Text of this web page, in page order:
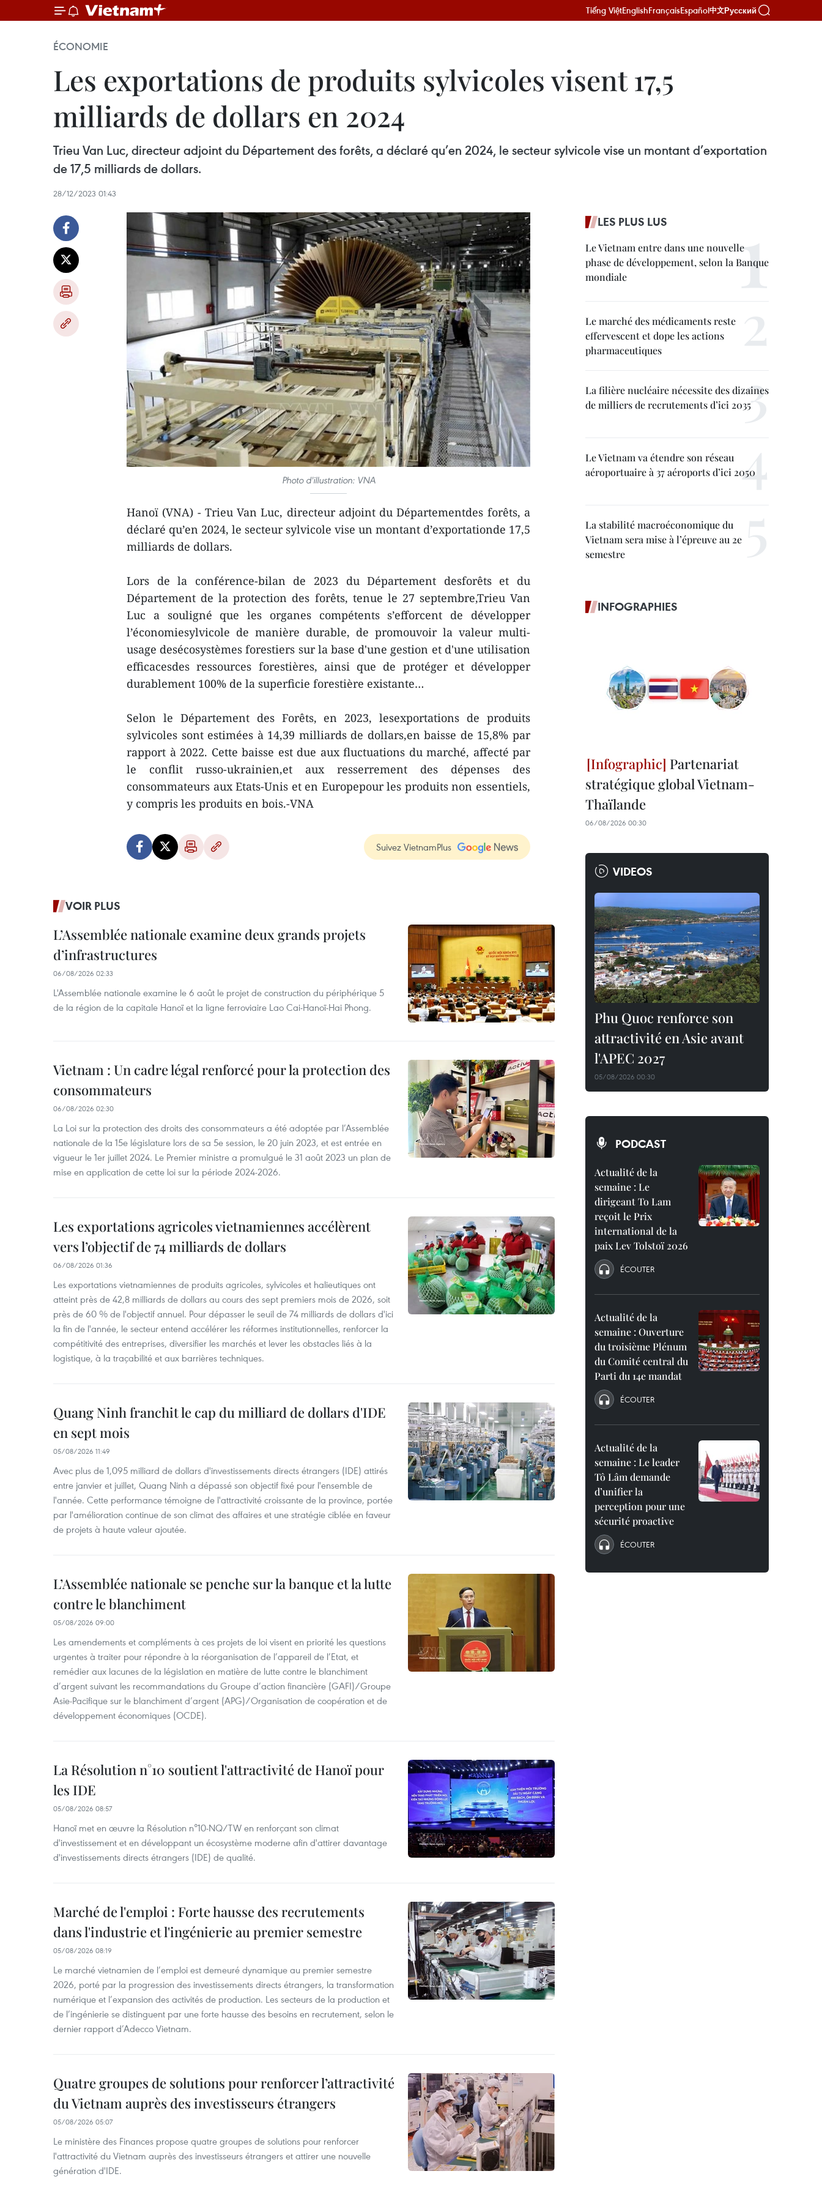
Tiếng ViệtEnglishFrançaisEspañol中文Русский
ÉCONOMIE
Les exportations de produits sylvicoles visent 17,5
milliards de dollars en 2024
Trieu Van Luc, directeur adjoint du Département des forêts, a déclaré qu’en 2024, le secteur sylvicole vise un montant d’exportation
de 17,5 milliards de dollars.
28/12/2023 01:43
Photo d'illustration: VNA
Hanoï (VNA) - Trieu Van Luc, directeur adjoint du Départementdes forêts, a
déclaré qu’en 2024, le secteur sylvicole vise un montant d’exportationde 17,5
milliards de dollars.
Lors de la conférence-bilan de 2023 du Département desforêts et du
Département de la protection des forêts, tenue le 27 septembre,Trieu Van
Luc a souligné que les organes compétents s’efforcent de développer
l’économiesylvicole de manière durable, de promouvoir la valeur multi-
usage desécosystèmes forestiers sur la base d'une gestion et d'une utilisation
efficacesdes ressources forestières, ainsi que de protéger et développer
durablement 100% de la superficie forestière existante…
Selon le Département des Forêts, en 2023, lesexportations de produits
sylvicoles sont estimées à 14,39 milliards de dollars,en baisse de 15,8% par
rapport à 2022. Cette baisse est due aux fluctuations du marché, affecté par
le conflit russo-ukrainien,et aux resserrement des dépenses des
consommateurs aux Etats-Unis et en Europepour les produits non essentiels,
y compris les produits en bois.-VNA
Suivez VietnamPlus
VOIR PLUS
L’Assemblée nationale examine deux grands projets
d’infrastructures
06/08/2026 02:33
L'Assemblée nationale examine le 6 août le projet de construction du périphérique 5
de la région de la capitale Hanoï et la ligne ferroviaire Lao Cai-Hanoï-Hai Phong.
Vietnam : Un cadre légal renforcé pour la protection des
consommateurs
06/08/2026 02:30
La Loi sur la protection des droits des consommateurs a été adoptée par l’Assemblée
nationale de la 15e législature lors de sa 5e session, le 20 juin 2023, et est entrée en
vigueur le 1er juillet 2024. Le Premier ministre a promulgué le 31 août 2023 un plan de
mise en application de cette loi sur la période 2024-2026.
Les exportations agricoles vietnamiennes accélèrent
vers l’objectif de 74 milliards de dollars
06/08/2026 01:36
Les exportations vietnamiennes de produits agricoles, sylvicoles et halieutiques ont
atteint près de 42,8 milliards de dollars au cours des sept premiers mois de 2026, soit
près de 60 % de l'objectif annuel. Pour dépasser le seuil de 74 milliards de dollars d'ici
la fin de l'année, le secteur entend accélérer les réformes institutionnelles, renforcer la
compétitivité des entreprises, diversifier les marchés et lever les obstacles liés à la
logistique, à la traçabilité et aux barrières techniques.
Quang Ninh franchit le cap du milliard de dollars d'IDE
en sept mois
05/08/2026 11:49
Avec plus de 1,095 milliard de dollars d'investissements directs étrangers (IDE) attirés
entre janvier et juillet, Quang Ninh a dépassé son objectif fixé pour l'ensemble de
l'année. Cette performance témoigne de l'attractivité croissante de la province, portée
par l'amélioration continue de son climat des affaires et une stratégie ciblée en faveur
de projets à haute valeur ajoutée.
L’Assemblée nationale se penche sur la banque et la lutte
contre le blanchiment
05/08/2026 09:00
Les amendements et compléments à ces projets de loi visent en priorité les questions
urgentes à traiter pour répondre à la réorganisation de l’appareil de l’Etat, et
remédier aux lacunes de la législation en matière de lutte contre le blanchiment
d’argent suivant les recommandations du Groupe d’action financière (GAFI)/Groupe
Asie-Pacifique sur le blanchiment d’argent (APG)/Organisation de coopération et de
développement économiques (OCDE).
La Résolution n°10 soutient l'attractivité de Hanoï pour
les IDE
05/08/2026 08:57
Hanoï met en œuvre la Résolution n°10-NQ/TW en renforçant son climat
d'investissement et en développant un écosystème moderne afin d'attirer davantage
d'investissements directs étrangers (IDE) de qualité.
Marché de l'emploi : Forte hausse des recrutements
dans l'industrie et l'ingénierie au premier semestre
05/08/2026 08:19
Le marché vietnamien de l’emploi est demeuré dynamique au premier semestre
2026, porté par la progression des investissements directs étrangers, la transformation
numérique et l’expansion des activités de production. Les secteurs de la production et
de l’ingénierie se distinguent par une forte hausse des besoins en recrutement, selon le
dernier rapport d’Adecco Vietnam.
Quatre groupes de solutions pour renforcer l’attractivité
du Vietnam auprès des investisseurs étrangers
05/08/2026 05:07
Le ministère des Finances propose quatre groupes de solutions pour renforcer
l'attractivité du Vietnam auprès des investisseurs étrangers et attirer une nouvelle
génération d'IDE.
LES PLUS LUS
Le Vietnam entre dans une nouvelle
phase de développement, selon la Banque
mondiale
Le marché des médicaments reste
effervescent et dope les actions
pharmaceutiques
La filière nucléaire nécessite des dizaines
de milliers de recrutements d’ici 2035
Le Vietnam va étendre son réseau
aéroportuaire à 37 aéroports d’ici 2050
La stabilité macroéconomique du
Vietnam sera mise à l’épreuve au 2e
semestre
INFOGRAPHIES
Partenariat
stratégique global Vietnam-
Thaïlande
06/08/2026 00:30
VIDEOS
Phu Quoc renforce son
attractivité en Asie avant
l'APEC 2027
05/08/2026 00:30
PODCAST
Actualité de la
semaine : Le
dirigeant To Lam
reçoit le Prix
international de la
paix Lev Tolstoï 2026
ÉCOUTER
Actualité de la
semaine : Ouverture
du troisième Plénum
du Comité central du
Parti du 14e mandat
ÉCOUTER
Actualité de la
semaine : Le leader
Tô Lâm demande
d’unifier la
perception pour une
sécurité proactive
ÉCOUTER